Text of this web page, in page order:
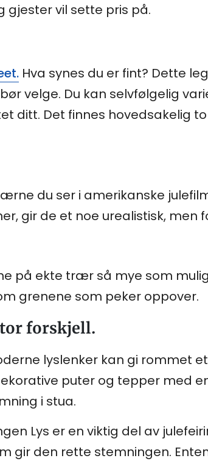
gjester vil sette pris på.
Hva synes du er fint? Dette
velge. Du kan selvfølgelig
ditt. Det finnes hovedsakelig
du ser i amerikanske
gir de et noe urealistisk, men
på ekte trær så mye som
grenene som peker oppover.
forskjell.
lyslenker kan gi rommet
puter og tepper med
i stua.
Lys er en viktig del av
gir den rette stemningen.